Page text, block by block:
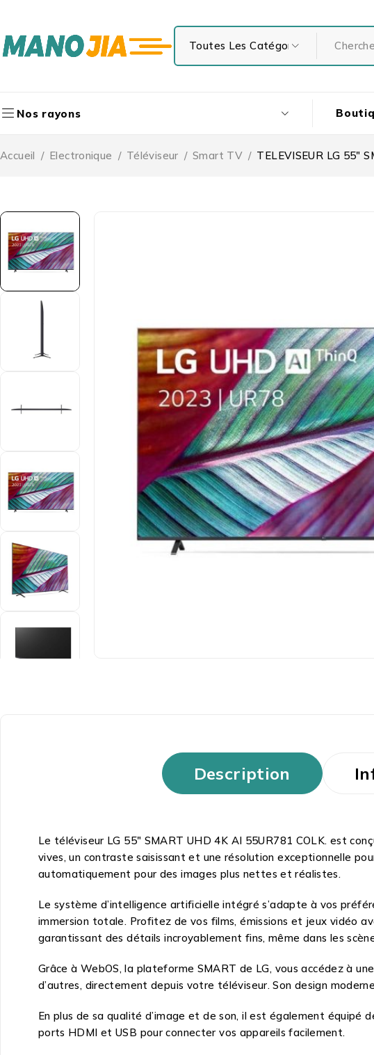
Nos rayons
Accueil / Electronique / Téléviseur / Smart TV / TELEVISEUR LG 55″
Description
Le téléviseur LG 55″ SMART UHD 4K AI 55UR781 COLK. est
vives, un contraste saisissant et une résolution exceptionnelle
automatiquement pour des images plus nettes et réalistes.
Le système d’intelligence artificielle intégré s’adapte à vos
immersion totale. Profitez de vos films, émissions et jeux vidéo
garantissant des détails incroyablement fins, même dans les
Grâce à WebOS, la plateforme SMART de LG, vous accédez à
d’autres, directement depuis votre téléviseur. Son design
En plus de sa qualité d’image et de son, il est également
ports HDMI et USB pour connecter vos appareils facilement.